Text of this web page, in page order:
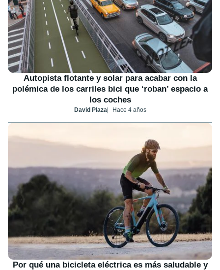
Autopista flotante y solar para acabar con la
polémica de los carriles bici que ‘roban’ espacio a
los coches
David Plaza Hace 4 años
Por qué una bicicleta eléctrica es más saludable y